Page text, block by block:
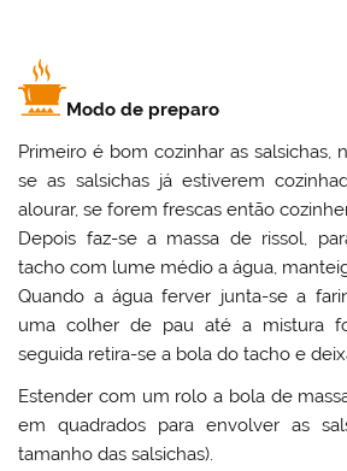
Modo de preparo
Primeiro é bom cozinhar as salsichas,
se as salsichas já estiverem
alourar, se forem frescas então
Depois faz-se a massa de rissol,
tacho com lume médio a água,
Quando a água ferver junta-se a
uma colher de pau até a mistura
seguida retira-se a bola do tacho e
Estender com um rolo a bola de
em quadrados para envolver as
tamanho das salsichas).